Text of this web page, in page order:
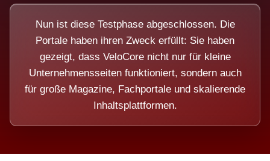
Nun ist diese Testphase abgeschlossen. Die
Portale haben ihren Zweck erfüllt: Sie haben
gezeigt, dass VeloCore nicht nur für kleine
Unternehmensseiten funktioniert, sondern auch
für große Magazine, Fachportale und skalierende
Inhaltsplattformen.